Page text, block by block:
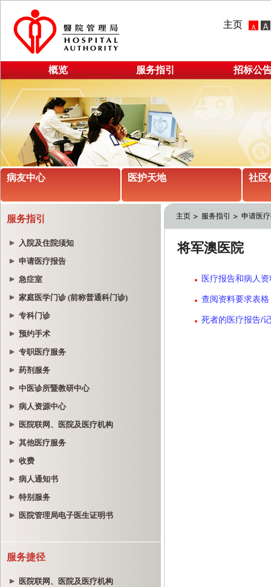
主页
概览 服务指引 招标公
病友中心 医护天地 社区
服务指引
入院及住院须知
申请医疗报告
急症室
家庭医学门诊 (前称普通科门诊)
专科门诊
预约手术
专职医疗服务
药剂服务
中医诊所暨教研中心
病人资源中心
医院联网、医院及医疗机构
其他医疗服务
收费
病人通知书
特别服务
医院管理局电子医生证明书
服务捷径
医院联网、医院及医疗机构
主页 服务指引 申请医